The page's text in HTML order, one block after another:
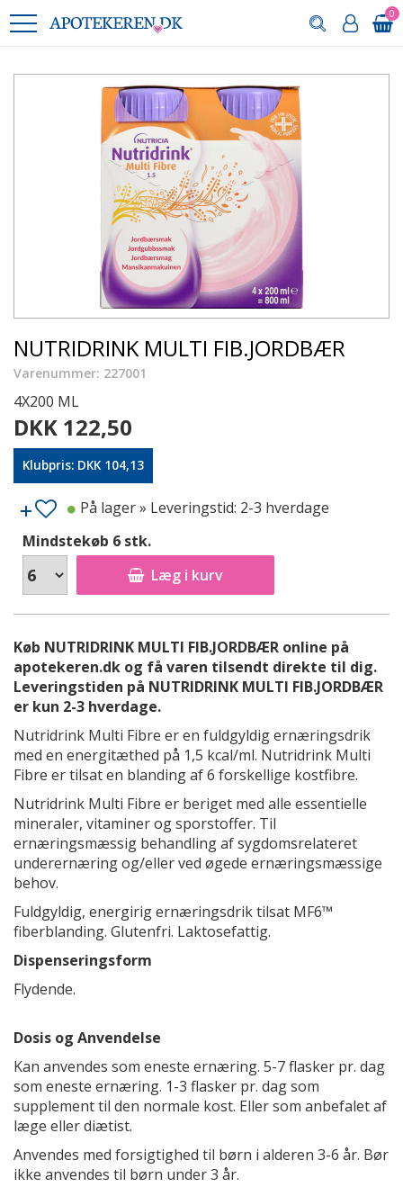
0
NUTRIDRINK MULTI FIB.JORDBÆR
Varenummer: 227001
4X200 ML
DKK 122,50
Klubpris: DKK 104,13
Mindstekøb 6 stk.
Læg i kurv
På lager» Leveringstid: 2-3 hverdage
Køb NUTRIDRINK MULTI FIB.JORDBÆR online på
apotekeren.dk og få varen tilsendt direkte til dig.
Leveringstiden på NUTRIDRINK MULTI FIB.JORDBÆR
er kun 2-3 hverdage.
Nutridrink Multi Fibre er en fuldgyldig ernæringsdrik
med en energitæthed på 1,5 kcal/ml. Nutridrink Multi
Fibre er tilsat en blanding af 6 forskellige kostfibre.
Nutridrink Multi Fibre er beriget med alle essentielle
mineraler, vitaminer og sporstoffer. Til
ernæringsmæssig behandling af sygdomsrelateret
underernæring og/eller ved øgede ernæringsmæssige
behov.
Fuldgyldig, energirig ernæringsdrik tilsat MF6™
fiberblanding. Glutenfri. Laktosefattig.
Dispenseringsform
Flydende.
Dosis og Anvendelse
Kan anvendes som eneste ernæring. 5-7 flasker pr. dag
som eneste ernæring. 1-3 flasker pr. dag som
supplement til den normale kost. Eller som anbefalet af
læge eller diætist.
Anvendes med forsigtighed til børn i alderen 3-6 år. Bør
ikke anvendes til børn under 3 år.